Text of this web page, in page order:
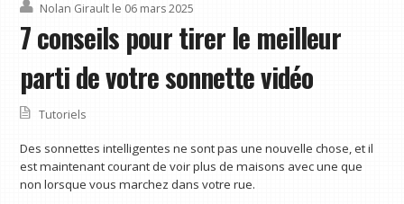
Nolan Girault le 06 mars 2025
7 conseils pour tirer le meilleur
parti de votre sonnette vidéo
Tutoriels
Des sonnettes intelligentes ne sont pas une nouvelle chose, et il
est maintenant courant de voir plus de maisons avec une que
non lorsque vous marchez dans votre rue.